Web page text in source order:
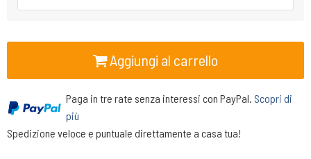
Aggiungi al carrello
Paga in tre rate senza interessi con PayPal. Scopri di
più
Spedizione veloce e puntuale direttamente a casa tua!